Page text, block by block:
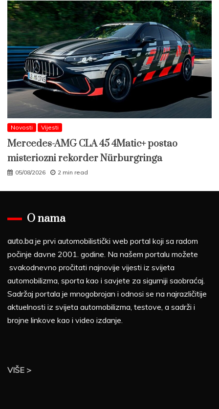
Novosti Vijesti
Mercedes-AMG CLA 45 4Matic+ postao
misteriozni rekorder Nürburgringa
05/08/2026 2 min read
O nama
auto.ba je prvi automobilistički web portal koji sa radom
počinje davne 2001. godine. Na našem portalu možete
svakodnevno pročitati najnovije vijesti iz svijeta
automobilizma, sporta kao i savjete za sigurniji saobraćaj.
Sadržaj portala je mnogobrojan i odnosi se na najrazličitije
aktuelnosti iz svijeta automobilizma, testove, a sadrži i
brojne linkove kao i video izdanje.
VIŠE >